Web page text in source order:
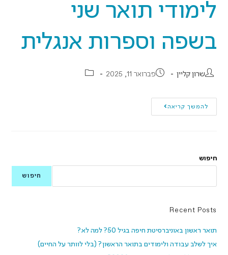
לימודי תואר שני
בשפה וספרות אנגלית
שרון קליין פברואר 11, 2025
להמשך קריאה
חיפוש
חיפוש
Recent Posts
תואר ראשון באוניברסיטת חיפה בגיל 50? למה לא?
איך לשלב עבודה ולימודים בתואר הראשון? (בלי לוותר על החיים)